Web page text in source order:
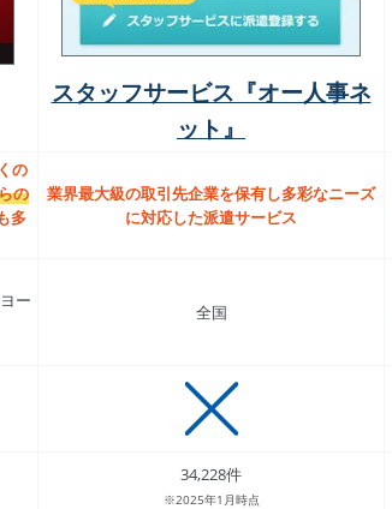
スタッフサービス『オー人事ネ
ット』
の
の
多
業界最大級の取引先企業を保有し多彩なニーズ
に対応した派遣サービス
ー
全国
34,228件
※2025年1月時点